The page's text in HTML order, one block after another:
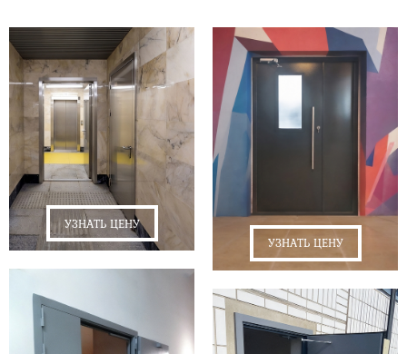
УЗНАТЬ ЦЕНУ
УЗНАТЬ ЦЕНУ